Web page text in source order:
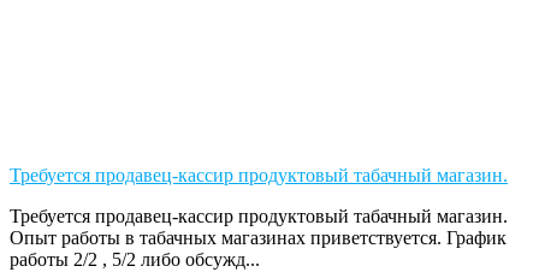
Требуется продавец-кассир продуктовый табачный магазин.
Требуется продавец-кассир продуктовый табачный магазин.
Опыт работы в табачных магазинах приветствуется. График
работы 2/2 , 5/2 либо обсужд...